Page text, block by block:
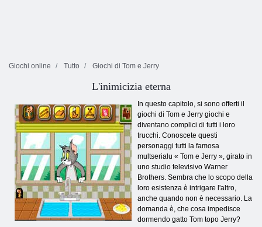
Giochi online Tutto Giochi di Tom e Jerry
L'inimicizia eterna
In questo capitolo, si sono offerti il
giochi di Tom e Jerry giochi e
diventano complici di tutti i loro
trucchi. Conoscete questi
personaggi tutti la famosa
multserialu « Tom e Jerry », girato in
uno studio televisivo Warner
Brothers. Sembra che lo scopo della
loro esistenza è intrigare l'altro,
anche quando non è necessario. La
domanda è, che cosa impedisce
dormendo gatto Tom topo Jerry?